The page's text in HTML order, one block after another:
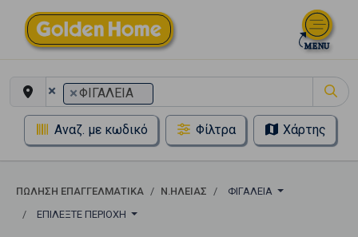
× ×ΦΙΓΑΛΕΙΑ
Αναζ. με κωδικό Φίλτρα Χάρτης
ΠΏΛΗΣΗ ΕΠΑΓΓΕΛΜΑΤΙΚΆ Ν.ΗΛΕΙΑΣ
ΦΙΓΑΛΕΙΑ
ΕΠΙΛΈΞΤΕ ΠΕΡΙΟΧΉ